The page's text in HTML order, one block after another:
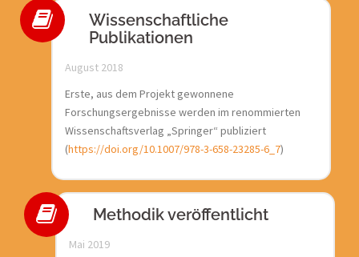
Wissenschaftliche
Publikationen
August 2018
Erste, aus dem Projekt gewonnene
Forschungsergebnisse werden im renommierten
Wissenschaftsverlag „Springer“ publiziert
(https://doi.org/10.1007/978-3-658-23285-6_7)
Methodik veröffentlicht
Mai 2019